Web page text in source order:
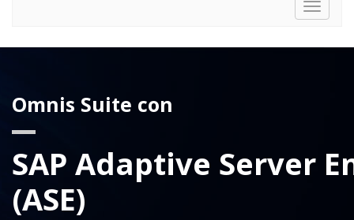
Toggle
Omnis Suite con
SAP Adaptive Server
(ASE)